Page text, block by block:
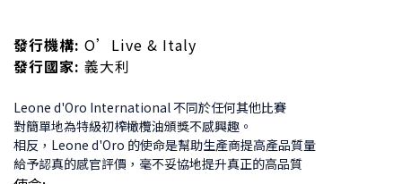
發行機構: O’Live & Italy
發行國家: 義大利
Leone d'Oro International 不同於任何其他比賽
對簡單地為特級初榨橄欖油頒獎不感興趣。
相反，Leone d'Oro 的使命是幫助生產商提高產品質量
給予認真的感官評價，毫不妥協地提升真正的高品質